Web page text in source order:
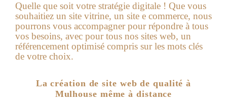
Quelle que soit votre stratégie digitale ! Que vous
souhaitiez un site vitrine, un site e commerce, nous
pourrons vous accompagner pour répondre à tous
vos besoins, avec pour tous nos sites web, un
référencement optimisé compris sur les mots clés
de votre choix.
La création de site web de qualité à
Mulhouse même à distance